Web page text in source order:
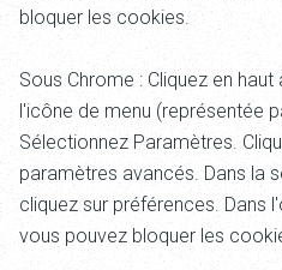
bloquer les cookies.
Sous Chrome : Cliquez en
l'icône de menu (représentée
Sélectionnez Paramètres.
paramètres avancés. Dans la
cliquez sur préférences. Dans
vous pouvez bloquer les